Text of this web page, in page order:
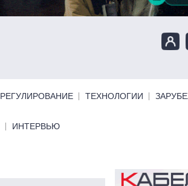
РЕГУЛИРОВАНИЕ ТЕХНОЛОГИИ
ИНТЕРВЬЮ